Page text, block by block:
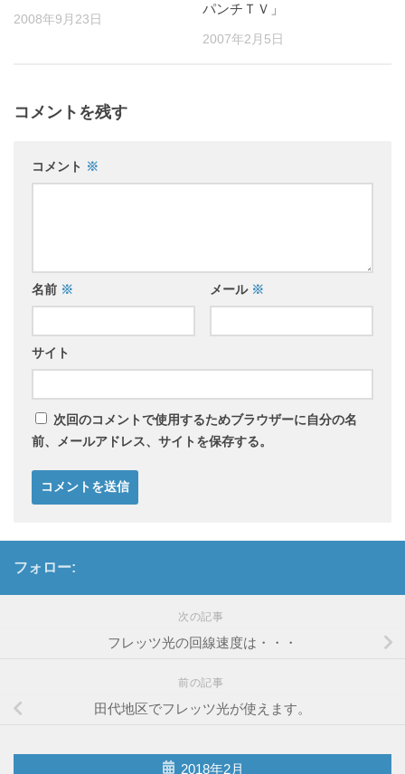
2008年9月23日
パンチＴＶ」
2007年2月5日
コメントを残す
コメント ※
名前 ※ メール ※
サイト
次回のコメントで使用するためブラウザーに自分の名
前、メールアドレス、サイトを保存する。
フォロー:
次の記事
フレッツ光の回線速度は・・・
前の記事
田代地区でフレッツ光が使えます。
2018年2月